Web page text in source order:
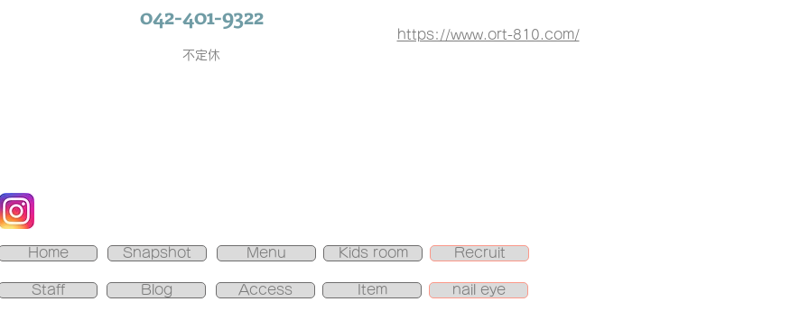
042-401-9322
不定休
https://www.ort-810.com/
Home
Staff
Snapshot
Blog
Menu Kids room Recruit
Access Item nail eye